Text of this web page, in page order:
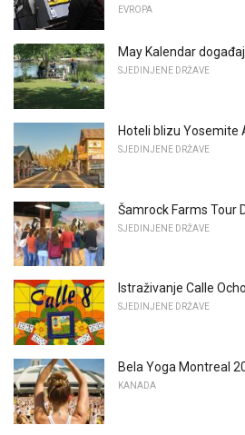
EVROPA
May Kalendar
SJEDINJENE DRŽAVE
Hoteli blizu Yosemite
SJEDINJENE DRŽAVE
Šamrock Farms Tour
SJEDINJENE DRŽAVE
Istraživanje Calle
SJEDINJENE DRŽAVE
Bela Yoga Montreal
KANADA